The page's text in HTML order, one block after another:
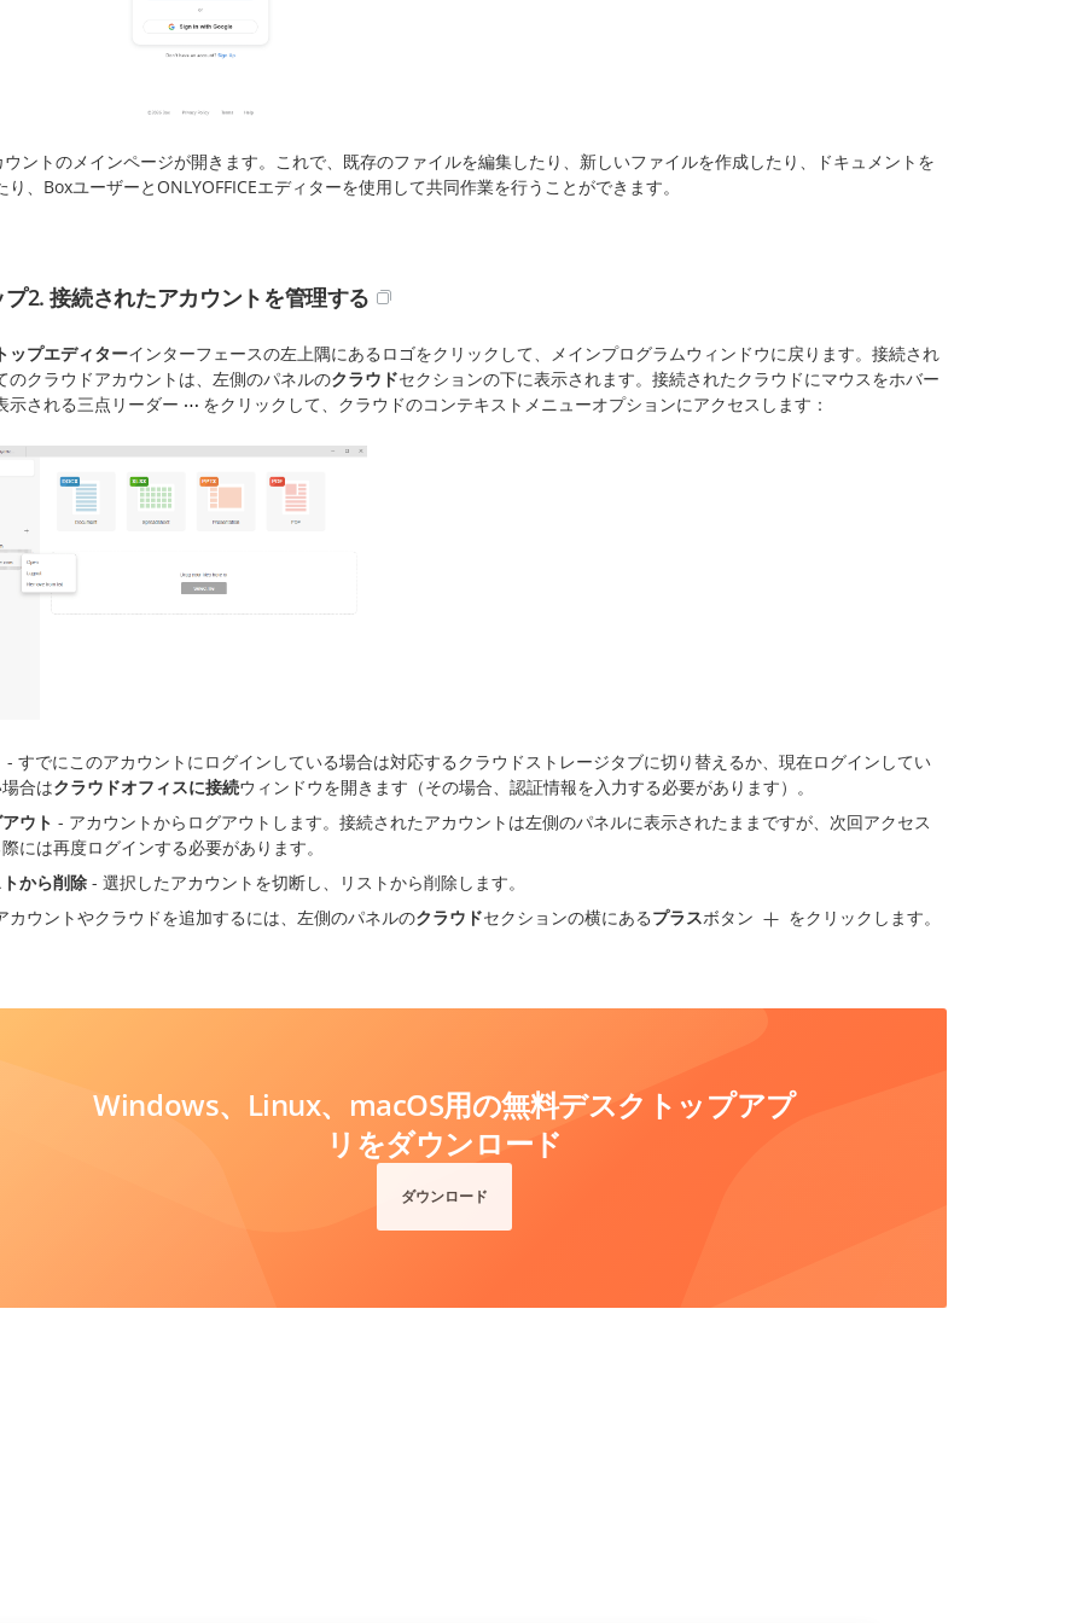
ントのメインページが開きます。これで、既存のファイルを編集したり、新しいファイルを作成したり、ドキュメントを
り、BoxユーザーとONLYOFFICEエディターを使用して共同作業を行うことができます。
2. 接続されたアカウントを管理する
ップエディターインターフェースの左上隅にあるロゴをクリックして、メインプログラムウィンドウに戻ります。接続され
のクラウドアカウントは、左側のパネルのクラウドセクションの下に表示されます。接続されたクラウドにマウスをホバー
示される三点リーダー
をクリックして、クラウドのコンテキストメニューオプションにアクセスします：
- すでにこのアカウントにログインしている場合は対応するクラウドストレージタブに切り替えるか、現在ログインしてい
合はクラウドオフィスに接続ウィンドウを開きます（その場合、認証情報を入力する必要があります）。
ウト - アカウントからログアウトします。接続されたアカウントは左側のパネルに表示されたままですが、次回アクセス
には再度ログインする必要があります。
から削除 - 選択したアカウントを切断し、リストから削除します。
カウントやクラウドを追加するには、左側のパネルのクラウドセクションの横にあるプラスボタン をクリックします。
Windows、Linux、macOS用の無料デスクトップアプ
リをダウンロード
ダウンロード